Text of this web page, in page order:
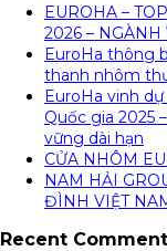
EUROHA –
2026 – NGÀNH
EuroHa thông
thanh nhôm
EuroHa vinh
Quốc gia 2025
vững dài hạn
CỬA NHÔM
NAM HẢI
ĐÌNH VIỆT
Recent